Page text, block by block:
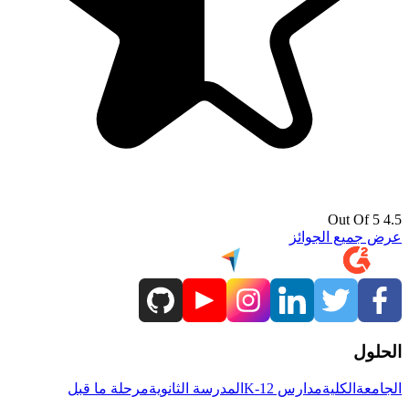
4.5 Out Of 5
عرض جميع الجوائز
الحلول
الجامعة الكليةمدارس K-12 المدرسة الثانويةمرحلة ما قبل